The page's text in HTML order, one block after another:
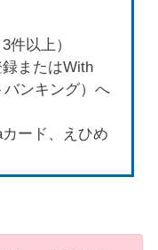
件以上）
またはWith
バンキング）へ
ード、えひめ